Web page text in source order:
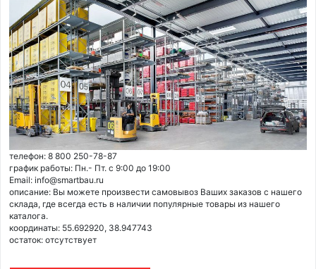
телефон: 8 800 250-78-87
график работы: Пн.- Пт. с 9:00 до 19:00
Email: info@smartbau.ru
описание: Вы можете произвести самовывоз Ваших заказов с нашего
склада, где всегда есть в наличии популярные товары из нашего
каталога.
координаты: 55.692920, 38.947743
остаток: отсутствует